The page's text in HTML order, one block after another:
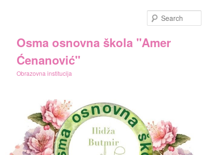
Osma osnovna škola "Amer
Ćenanović"
Obrazovna institucija